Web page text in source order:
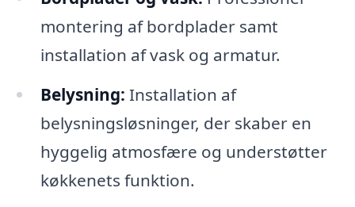
montering af bordplader samt
installation af vask og armatur.
Belysning: Installation af
belysningsløsninger, der skaber en
hyggelig atmosfære og understøtter
køkkenets funktion.